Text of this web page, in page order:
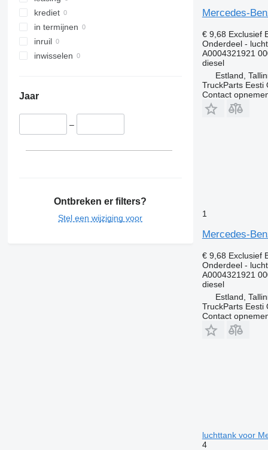
krediet
in termijnen
inruil
inwisselen
Jaar
–
Ontbreken er filters?
Stel een wijziging voor
Mercedes-
€ 9,68 Exclusief
Onderdeel -
A0004321921
diesel
Estland,
TruckParts Eesti
Contact
1
Mercedes-
€ 9,68 Exclusief
Onderdeel -
A0004321921
diesel
Estland,
TruckParts Eesti
Contact
luchttank voor
4